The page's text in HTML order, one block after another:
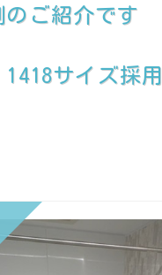
ご紹介です
サイズ採用